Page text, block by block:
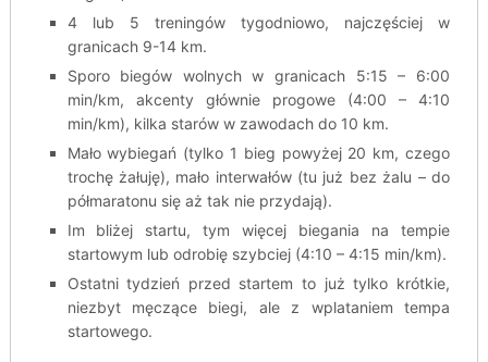
4 lub 5 treningów tygodniowo, najczęściej w
granicach 9-14 km.
Sporo biegów wolnych w granicach 5:15 – 6:00
min/km, akcenty głównie progowe (4:00 – 4:10
min/km), kilka starów w zawodach do 10 km.
Mało wybiegań (tylko 1 bieg powyżej 20 km, czego
trochę żałuję), mało interwałów (tu już bez żalu – do
półmaratonu się aż tak nie przydają).
Im bliżej startu, tym więcej biegania na tempie
startowym lub odrobię szybciej (4:10 – 4:15 min/km).
Ostatni tydzień przed startem to już tylko krótkie,
niezbyt męczące biegi, ale z wplataniem tempa
startowego.